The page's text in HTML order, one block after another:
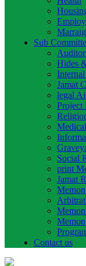
Sub
Hides
Jamat
legal
Project
Social
print
Jamat
Contact us